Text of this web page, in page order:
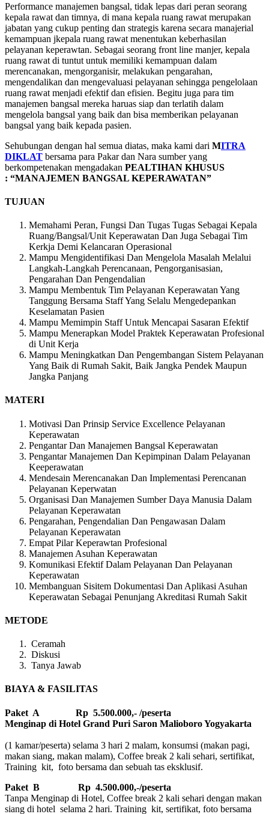
Performance manajemen bangsal, tidak lepas dari peran seorang
kepala rawat dan timnya, di mana kepala ruang rawat merupakan
jabatan yang cukup penting dan strategis karena secara manajerial
kemampuan jkepala ruang rawat menentukan keberhasilan
pelayanan keperawtan. Sebagai seorang front line manjer, kepala
ruang rawat di tuntut untuk memiliki kemampuan dalam
merencanakan, mengorganisir, melakukan pengarahan,
mengendalikan dan mengevaluasi pelayanan sehingga pengelolaan
ruang rawat menjadi efektif dan efisien. Begitu juga para tim
manajemen bangsal mereka haruas siap dan terlatih dalam
mengelola bangsal yang baik dan bisa memberikan pelayanan
bangsal yang baik kepada pasien.
Sehubungan dengan hal semua diatas, maka kami dari MITRA
DIKLAT bersama para Pakar dan Nara sumber yang
berkompetenakan mengadakan PEALTIHAN KHUSUS
: “MANAJEMEN BANGSAL KEPERAWATAN”
TUJUAN
Memahami Peran, Fungsi Dan Tugas Tugas Sebagai Kepala
Ruang/Bangsal/Unit Keperawatan Dan Juga Sebagai Tim
Kerkja Demi Kelancaran Operasional
Mampu Mengidentifikasi Dan Mengelola Masalah Melalui
Langkah-Langkah Perencanaan, Pengorganisasian,
Pengarahan Dan Pengendalian
Mampu Membentuk Tim Pelayanan Keperawatan Yang
Tanggung Bersama Staff Yang Selalu Mengedepankan
Keselamatan Pasien
Mampu Memimpin Staff Untuk Mencapai Sasaran Efektif
Mampu Menerapkan Model Praktek Keperawatan Profesional
di Unit Kerja
Mampu Meningkatkan Dan Pengembangan Sistem Pelayanan
Yang Baik di Rumah Sakit, Baik Jangka Pendek Maupun
Jangka Panjang
MATERI
Motivasi Dan Prinsip Service Excellence Pelayanan
Keperawatan
Pengantar Dan Manajemen Bangsal Keperawatan
Pengantar Manajemen Dan Kepimpinan Dalam Pelayanan
Keeperawatan
Mendesain Merencanakan Dan Implementasi Perencanan
Pelayanan Keperwatan
Organisasi Dan Manajemen Sumber Daya Manusia Dalam
Pelayanan Keperawatan
Pengarahan, Pengendalian Dan Pengawasan Dalam
Pelayanan Keperawatan
Empat Pilar Keperawtan Profesional
Manajemen Asuhan Keperawatan
Komunikasi Efektif Dalam Pelayanan Dan Pelayanan
Keperawatan
Membanguan Sisitem Dokumentasi Dan Aplikasi Asuhan
Keperawatan Sebagai Penunjang Akreditasi Rumah Sakit
METODE
Ceramah
Diskusi
Tanya Jawab
BIAYA & FASILITAS
Paket A Rp 5.500.000,- /peserta
Menginap di Hotel Grand Puri Saron Malioboro Yogyakarta
(1 kamar/peserta) selama 3 hari 2 malam, konsumsi (makan pagi,
makan siang, makan malam), Coffee break 2 kali sehari, sertifikat,
Training kit, foto bersama dan sebuah tas eksklusif.
Paket B
Rp 4.500.000,-/peserta
Tanpa Menginap di Hotel, Coffee break 2 kali sehari dengan makan
siang di hotel selama 2 hari. Training kit, sertifikat, foto bersama